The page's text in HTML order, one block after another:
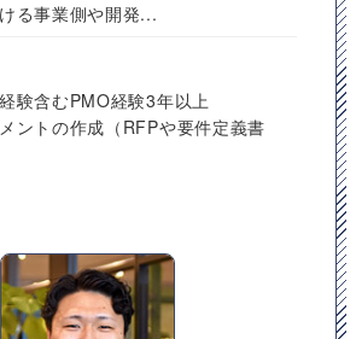
る事業側や開発...
験含むPMO経験3年以上
ントの作成（RFPや要件定義書